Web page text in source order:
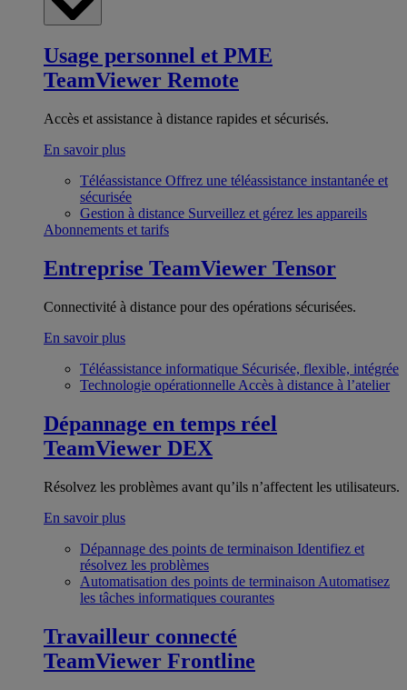
Usage personnel et PME
TeamViewer Remote
Accès et assistance à distance rapides et sécurisés.
En savoir plus
Téléassistance Offrez une téléassistance instantanée et
sécurisée
Gestion à distance Surveillez et gérez les appareils
Abonnements et tarifs
Entreprise TeamViewer Tensor
Connectivité à distance pour des opérations sécurisées.
En savoir plus
Téléassistance informatique Sécurisée, flexible, intégrée
Technologie opérationnelle Accès à distance à l’atelier
Dépannage en temps réel
TeamViewer DEX
Résolvez les problèmes avant qu’ils n’affectent les utilisateurs.
En savoir plus
Dépannage des points de terminaison Identifiez et
résolvez les problèmes
Automatisation des points de terminaison Automatisez
les tâches informatiques courantes
Travailleur connecté
TeamViewer Frontline